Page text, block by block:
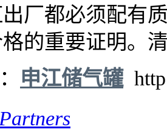
厂都必须配有
的重要证明。
申江储气罐